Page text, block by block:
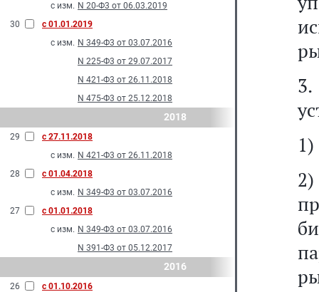
с изм. N 20-Ф3 от 06.03.2019
30
с 01.01.2019
с изм. N 349-Ф3 от 03.07.2016
N 225-Ф3 от 29.07.2017
N 421-Ф3 от 26.11.2018
N 475-Ф3 от 25.12.2018
2018
29
с 27.11.2018
с изм. N 421-Ф3 от 26.11.2018
28
с 01.04.2018
с изм. N 349-Ф3 от 03.07.2016
27
с 01.01.2018
с изм. N 349-Ф3 от 03.07.2016
N 391-Ф3 от 05.12.2017
2016
26
с 01.10.2016